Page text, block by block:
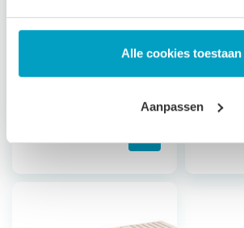
Alle cookies toestaan
Aanpassen
wasbare tijk
3 jaar garantie
3